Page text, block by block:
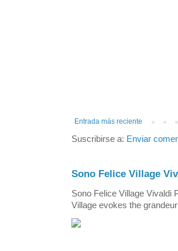
Entrada más reciente
Suscribirse a: Enviar
Sono Felice Village
Sono Felice Village Vivaldi
Village evokes the